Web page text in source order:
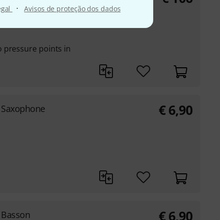
· Avisos de proteção dos dados
pressure points in
€6,90
€6,90